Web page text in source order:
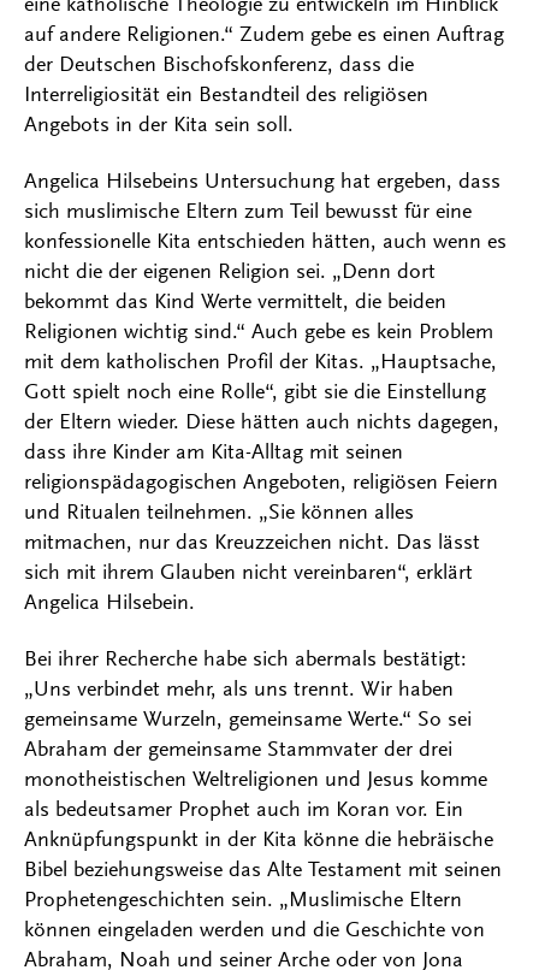
auf andere Religionen.“ Zudem gebe es einen Auftrag
der Deutschen Bischofskonferenz, dass die
Interreligiosität ein Bestandteil des religiösen
Angebots in der Kita sein soll.
Angelica Hilsebeins Untersuchung hat ergeben, dass
sich muslimische Eltern zum Teil bewusst für eine
konfessionelle Kita entschieden hätten, auch wenn es
nicht die der eigenen Religion sei. „Denn dort
bekommt das Kind Werte vermittelt, die beiden
Religionen wichtig sind.“ Auch gebe es kein Problem
mit dem katholischen Profil der Kitas. „Hauptsache,
Gott spielt noch eine Rolle“, gibt sie die Einstellung
der Eltern wieder. Diese hätten auch nichts dagegen,
dass ihre Kinder am Kita-Alltag mit seinen
religionspädagogischen Angeboten, religiösen Feiern
und Ritualen teilnehmen. „Sie können alles
mitmachen, nur das Kreuzzeichen nicht. Das lässt
sich mit ihrem Glauben nicht vereinbaren“, erklärt
Angelica Hilsebein.
Bei ihrer Recherche habe sich abermals bestätigt:
„Uns verbindet mehr, als uns trennt. Wir haben
gemeinsame Wurzeln, gemeinsame Werte.“ So sei
Abraham der gemeinsame Stammvater der drei
monotheistischen Weltreligionen und Jesus komme
als bedeutsamer Prophet auch im Koran vor. Ein
Anknüpfungspunkt in der Kita könne die hebräische
Bibel beziehungsweise das Alte Testament mit seinen
Prophetengeschichten sein. „Muslimische Eltern
können eingeladen werden und die Geschichte von
Abraham, Noah und seiner Arche oder von Jona